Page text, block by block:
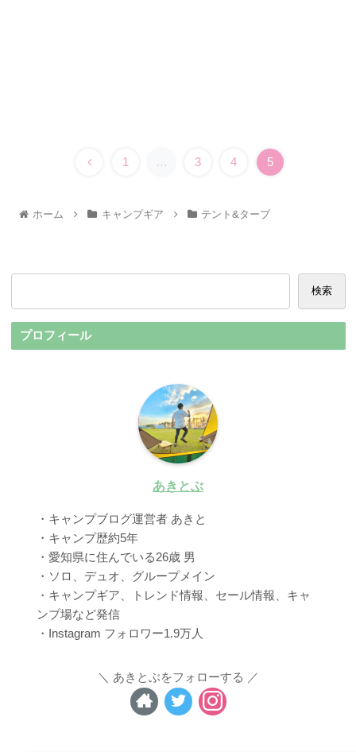
1 … 3 4 5
ホーム キャンプギア テント&タープ
検索
プロフィール
あきとぶ
・キャンプブログ運営者 あきと
・キャンプ歴約5年
・愛知県に住んでいる26歳 男
・ソロ、デュオ、グループメイン
・キャンプギア、トレンド情報、セール情報、キャ
ンプ場など発信
・Instagram フォロワー1.9万人
あきとぶをフォローする